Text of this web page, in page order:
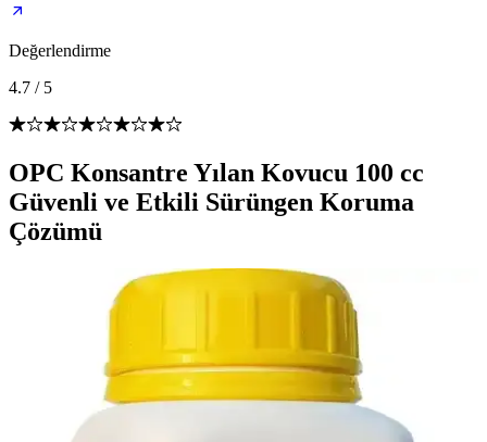
Değerlendirme
4.7 / 5
OPC Konsantre Yılan Kovucu 100 cc
Güvenli ve Etkili Sürüngen Koruma
Çözümü